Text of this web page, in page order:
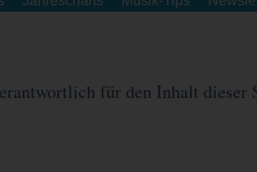
für den Inhalt dieser